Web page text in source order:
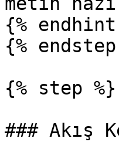
{% endhint
{%
{% step %}
### Akış